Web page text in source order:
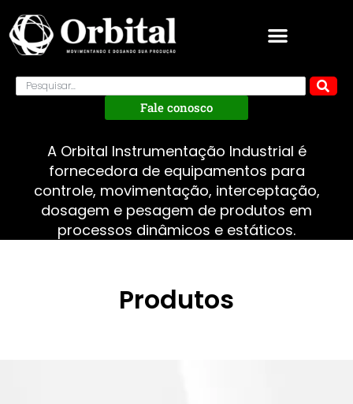
Fale conosco
A Orbital Instrumentação Industrial é
fornecedora de equipamentos para
controle, movimentação, interceptação,
dosagem e pesagem de produtos em
processos dinâmicos e estáticos.
Produtos